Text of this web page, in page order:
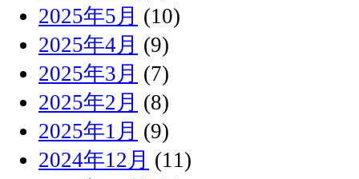
2025年5月 (10)
2025年4月 (9)
2025年3月 (7)
2025年2月 (8)
2025年1月 (9)
2024年12月 (11)